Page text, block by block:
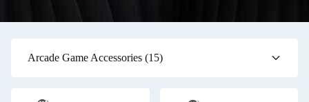
Arcade Game Accessories (15)